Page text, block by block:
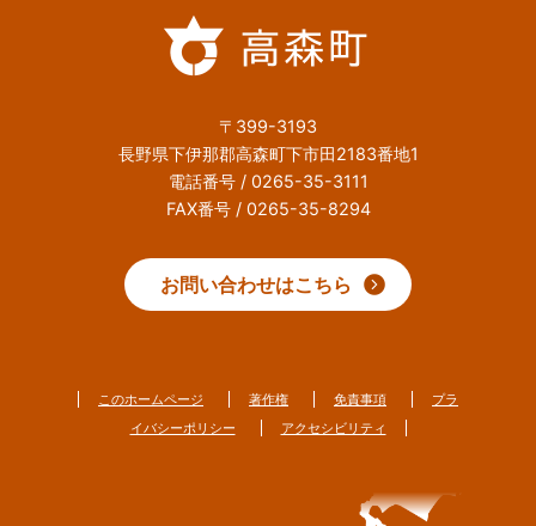
〒399-3193
長野県下伊那郡高森町下市田2183番地1
電話番号 / 0265-35-3111
FAX番号 / 0265-35-8294
お問い合わせはこちら
このホームページ 著作権 免責事項
プラ
イバシーポリシー
アクセシビリティ